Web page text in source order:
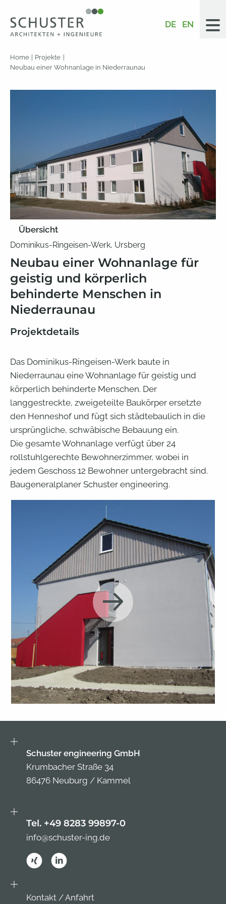
DE EN
Home
Projekte
Neubau einer Wohnanlage in Niederraunau
Übersicht
Dominikus-Ringeisen-Werk, Ursberg
Neubau einer Wohnanlage für
geistig und körperlich
behinderte Menschen in
Niederraunau
Projektdetails
Das Dominikus-Ringeisen-Werk baute in
Niederraunau eine Wohnanlage für geistig und
körperlich behinderte Menschen. Der
langgestreckte, zweigeteilte Baukörper ersetzte
den Henneshof und fügt sich städtebaulich in die
ursprüngliche, schwäbische Bebauung ein.
Die gesamte Wohnanlage verfügt über 24
rollstuhlgerechte Bewohnerzimmer, wobei in
jedem Geschoss 12 Bewohner untergebracht sind.
Baugeneralplaner Schuster engineering.
Schuster engineering GmbH
Krumbacher Straße 34
86476 Neuburg / Kammel
Tel. +49 8283 99897-0
info@schuster-ing.de
Kontakt / Anfahrt